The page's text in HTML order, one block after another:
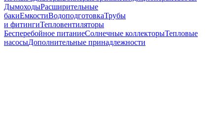
ДымоходыРасширительные
бакиЕмкостиВодоподготовкаТрубы
и фитингиТепловентиляторы
Бесперебойное питаниеСолнечные коллекторыТепловые
насосыДополнительные принадлежности